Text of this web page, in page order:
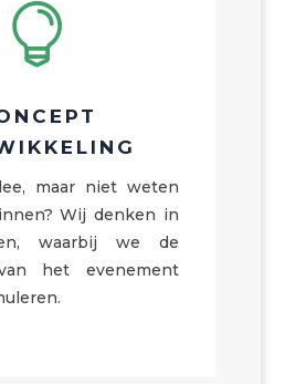

maar niet weten
Wij denken in
waarbij we de
het evenement